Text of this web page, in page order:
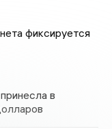
фиксируется
в